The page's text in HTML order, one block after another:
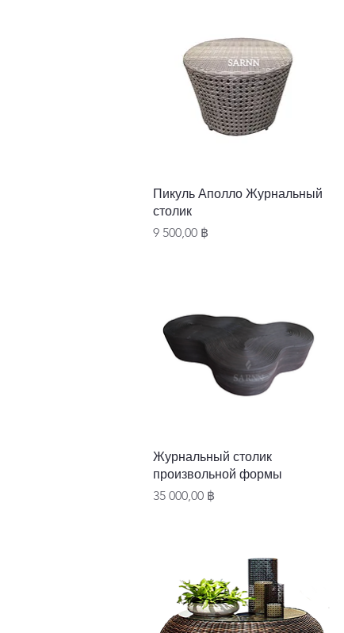
Быстрый просмотр
Пикуль Аполло Журнальный
столик
Цена
9 500,00 ฿
Быстрый просмотр
Журнальный столик
произвольной формы
Цена
35 000,00 ฿